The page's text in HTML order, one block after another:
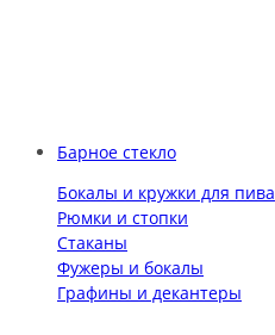
Барное стекло
Бокалы и кружки для пива
Рюмки и стопки
Стаканы
Фужеры и бокалы
Графины и декантеры